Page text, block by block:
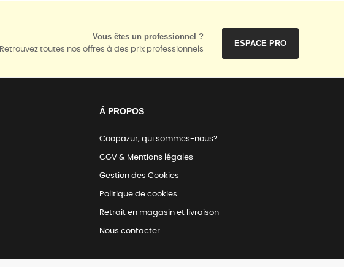
Vous êtes un professionnel ?
Retrouvez toutes nos offres à des prix professionnels
ESPACE PRO
Á PROPOS
Coopazur, qui sommes-nous?
CGV & Mentions légales
Gestion des Cookies
Politique de cookies
Retrait en magasin et livraison
Nous contacter